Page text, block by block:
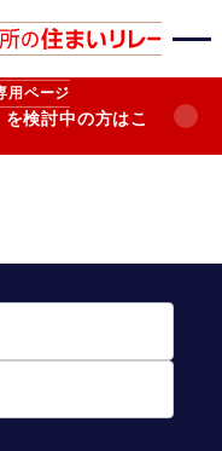
用ページ
を検討中の方はこ